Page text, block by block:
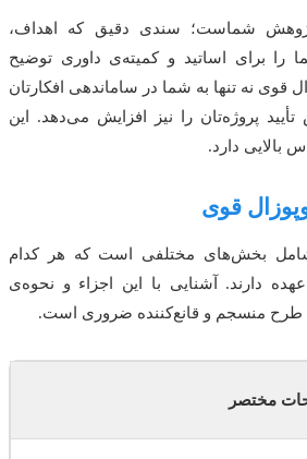
پژوهش شماست؛ سندی دقیق که اهداف،
برای اساتید و کمیته‌ی داوری توضیح
قوی نه تنها به شما در ساماندهی افکارتان
پروژه‌تان را نیز افزایش می‌دهد. این
بالایی دارد.
قوی
شامل بخش‌های مختلفی است که هر کدام
دارند. آشنایی با این اجزاء و نحوه‌ی
طرح منسجم و قانع‌کننده ضروری است.
مختصر